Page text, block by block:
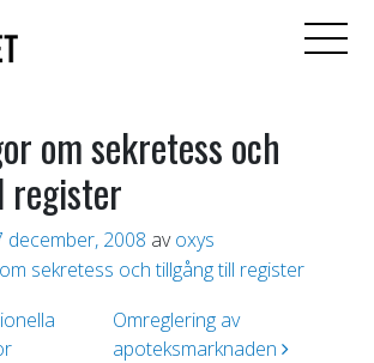
om sekretess och
december, 2008 av oxys
sekretess och tillgång till register
Omreglering av
apoteksmarknaden